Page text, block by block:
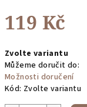
119 Kč
cena:
Zvolte variantu
Můžeme doručit do:
Možnosti doručení
Kód: Zvolte variantu